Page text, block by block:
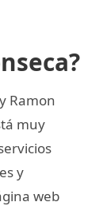
Ramon
muy
y
web